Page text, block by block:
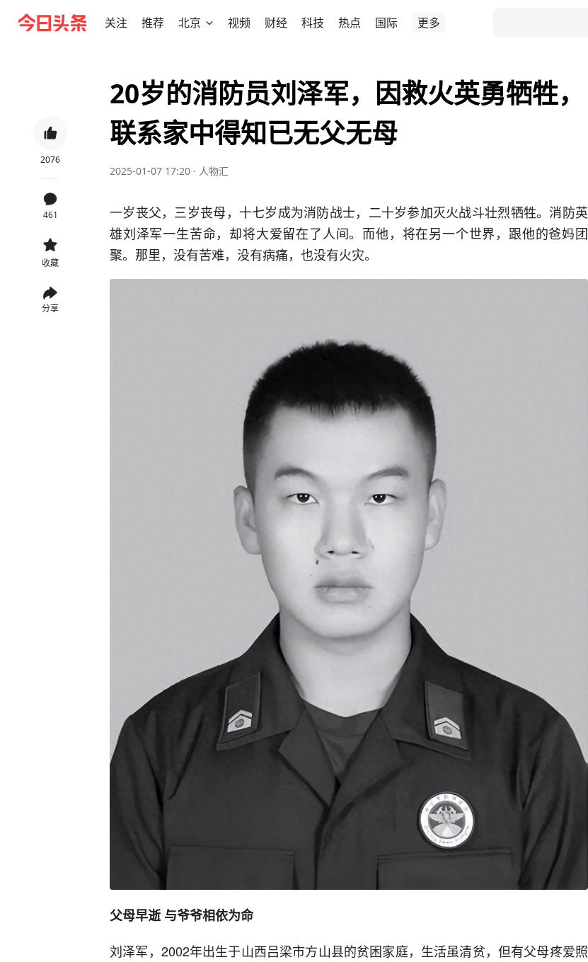
关注 推荐 北京 视频 财经 科技 热点 国际 更多
2076
461
收藏
分享
20岁的消防员刘泽军，因救火英勇牺牲，
联系家中得知已无父无母
2025-01-07 17:20 · 人物汇
一岁丧父，三岁丧母，十七岁成为消防战士，二十岁参加灭火战斗壮烈牺牲。消防英
雄刘泽军一生苦命，却将大爱留在了人间。而他，将在另一个世界，跟他的爸妈团
聚。那里，没有苦难，没有病痛，也没有火灾。
父母早逝 与爷爷相依为命
刘泽军，2002年出生于山西吕梁市方山县的贫困家庭，生活虽清贫，但有父母疼爱照